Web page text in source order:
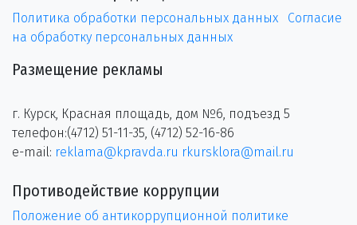
Политика обработки персональных данных
Согласие
на обработку персональных данных
Размещение рекламы
г. Курск, Красная площадь, дом №6, подъезд 5
телефон:(4712) 51-11-35, (4712) 52-16-86
e-mail: reklama@kpravda.ru rkursklora@mail.ru
Противодействие коррупции
Положение об антикоррупционной политике